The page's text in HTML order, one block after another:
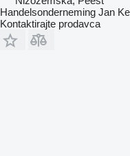
Handelsonderneming Jan
Kontaktirajte prodavca